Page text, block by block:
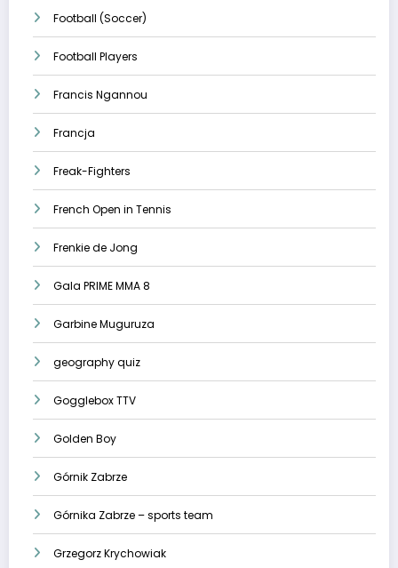
Football (Soccer)
Football Players
Francis Ngannou
Francja
Freak-Fighters
French Open in Tennis
Frenkie de Jong
Gala PRIME MMA 8
Garbine Muguruza
geography quiz
Gogglebox TTV
Golden Boy
Górnik Zabrze
Górnika Zabrze – sports team
Grzegorz Krychowiak